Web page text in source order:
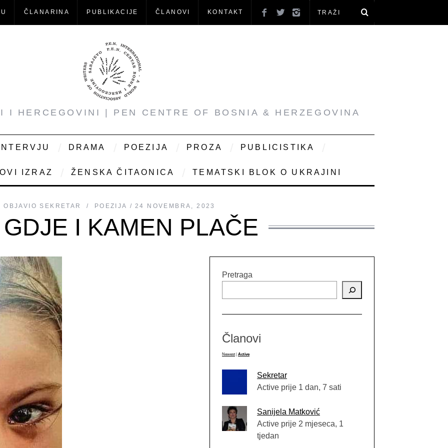
ČLANARINA PUBLIKACIJE ČLANOVI KONTAKT
I HERCEGOVINI | PEN CENTRE OF BOSNIA & HERZEGOVINA
DRAMA POEZIJA PROZA PUBLICISTIKA
IZRAZ ŽENSKA ČITAONICA TEMATSKI BLOK O UKRAJINI
OBJAVIO SEKRETAR POEZIJA 24 NOVEMBRA, 2023
I KAMEN PLAČE
Pretraga
Članovi
Newest Active
Sekretar
Active prije 1 dan, 7 sati
Sanijela Matković
Active prije 2 mjeseca, 1
tjedan